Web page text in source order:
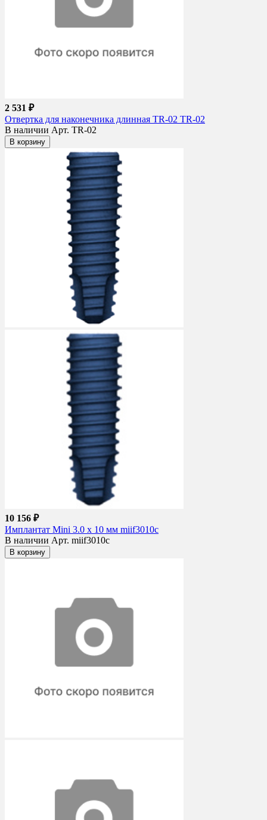
2 531 ₽
Отвертка для наконечника длинная TR-02 TR-02
В наличии Арт. TR-02
В корзину
10 156 ₽
Имплантат Mini 3.0 x 10 мм miif3010c
В наличии Арт. miif3010c
В корзину